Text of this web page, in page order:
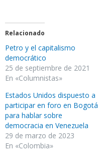
Relacionado
Petro y el capitalismo
democrático
25 de septiembre de 2021
En «Columnistas»
Estados Unidos dispuesto a
participar en foro en Bogotá
para hablar sobre
democracia en Venezuela
29 de marzo de 2023
En «Colombia»